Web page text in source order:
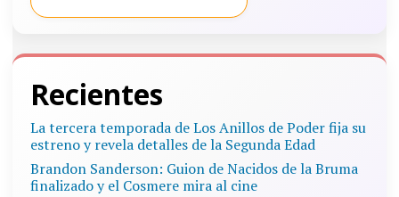
Recientes
La tercera temporada de Los Anillos de Poder fija su
estreno y revela detalles de la Segunda Edad
Brandon Sanderson: Guion de Nacidos de la Bruma
finalizado y el Cosmere mira al cine